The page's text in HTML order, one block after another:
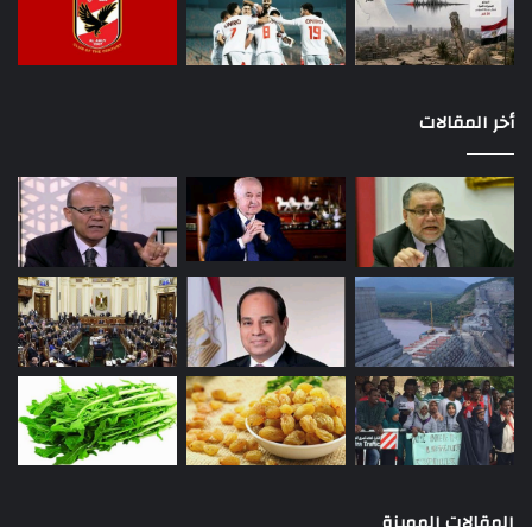
أخر المقالات